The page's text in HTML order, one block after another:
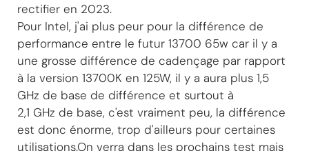
rectifier en 2023.
Pour Intel, j'ai plus peur pour la différence de
performance entre le futur 13700 65w car il y a
une grosse différence de cadençage par rapport
à la version 13700K en 125W, il y a aura plus 1,5
GHz de base de différence et surtout à
2,1 GHz de base, c'est vraiment peu, la différence
est donc énorme, trop d'ailleurs pour certaines
utilisations.On verra dans les prochains test mais